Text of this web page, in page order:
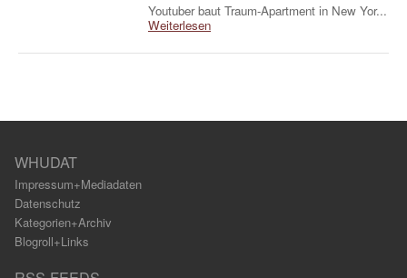
Youtuber baut Traum-Apartment in New Yor...
Weiterlesen
WHUDAT
Impressum+Mediadaten
Datenschutz
Kategorien+Archiv
Blogroll+Links